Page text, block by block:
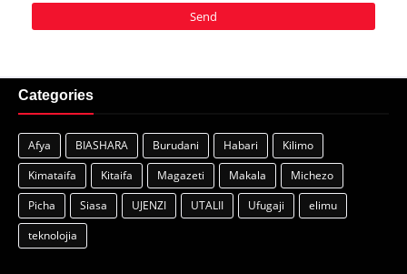
Categories
Afya BIASHARA Burudani Habari
Kilimo
Kimataifa
Kitaifa Magazeti Makala
Michezo
Picha
Siasa UJENZI UTALII Ufugaji
elimu
teknolojia